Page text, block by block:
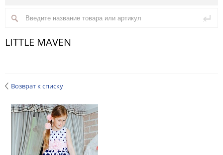
LITTLE MAVEN
Возврат к списку